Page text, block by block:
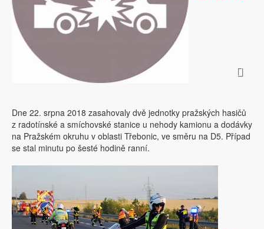
Dne 22. srpna 2018 zasahovaly dvě jednotky pražských hasičů
z radotínské a smíchovské stanice u nehody kamionu a dodávky
na Pražském okruhu v oblasti Třebonic, ve směru na D5. Případ
se stal minutu po šesté hodině ranní.